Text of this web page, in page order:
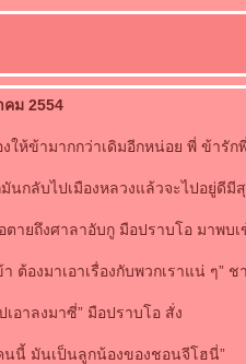
ม 2554
ให้ข้ามากกว่าเดิมอีกหน่อย พี่ ข้ารัก
นกลับไปเมืองหลวงแล้วจะไปอยู่ดีมีสุ
ายถึงศาลาอับกู มือปราบโอ มาพบเ
ต้องมาเอาเรื่องกับพวกเราแน่ ๆ”
เอาลงมาซี่” มือปราบโอ สั่ง
นนี้ มันเป็นลูกน้องของชอนจีโฮนี่”